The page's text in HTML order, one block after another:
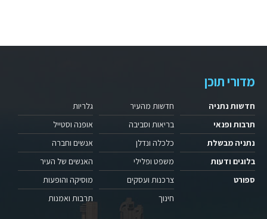
מדורי תוכן
חדשות נתניה
תרבות ופנאי
נתניה מבשלת
בלוגים ודעות
ספורט
חדשות מהעיר
בריאות וסביבה
כלכלה ונדלן
משפט ופלילי
צרכנות ועסקים
חינוך
גלריות
אופנה וסטייל
אנשים וחברה
האנשים של העיר
מוסיקה והופעות
תרבות ואמנות